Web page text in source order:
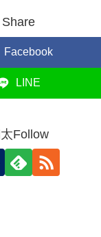
Share
Facebook
LINE
Follow